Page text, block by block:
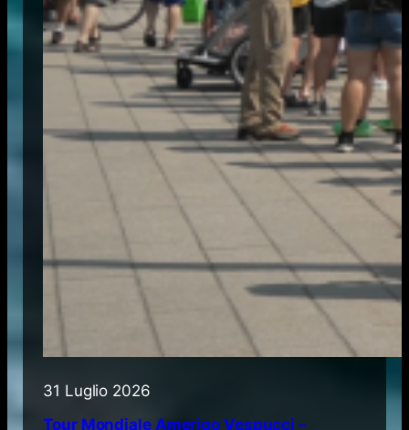
31 Luglio 2026
Tour Mondiale Amerigo Vespucci –